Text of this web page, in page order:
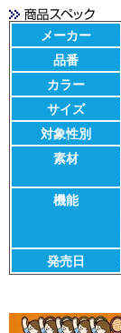
メーカー
品番
カラー
サイズ
対象性別
素材
機能
発売日